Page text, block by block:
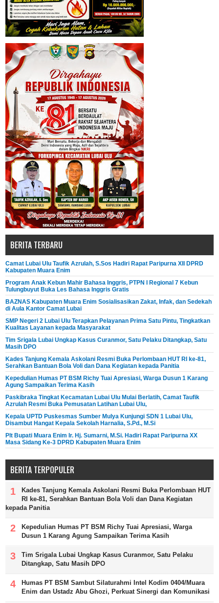
BERITA TERBARU
Camat Lubai Ulu Taufik Azrulah, S.Sos Hadiri Rapat Paripurna XII DPRD
Kabupaten Muara Enim
Program Anak Kebun Mahir Bahasa Inggris, PTPN I Regional 7 Kebun
Tulungbuyut Buka Les Bahasa Inggris Gratis
BAZNAS Kabupaten Muara Enim Sosialisasikan Zakat, Infak, dan Sedekah
di Aula Kantor Camat Lubai
SMP Negeri 2 Lubai Ulu Terapkan Pelayanan Prima Satu Pintu, Tingkatkan
Kualitas Layanan kepada Masyarakat
Tim Srigala Lubai Ungkap Kasus Curanmor, Satu Pelaku Ditangkap, Satu
Masih DPO
Kades Tanjung Kemala Askolani Resmi Buka Perlombaan HUT RI ke-81,
Serahkan Bantuan Bola Voli dan Dana Kegiatan kepada Panitia
Kepedulian Humas PT BSM Richy Tuai Apresiasi, Warga Dusun 1 Karang
Agung Sampaikan Terima Kasih
Paskibraka Tingkat Kecamatan Lubai Ulu Mulai Berlatih, Camat Taufik
Azrulah Resmi Buka Pemusatan Latihan Lubai Ulu,
Kepala UPTD Puskesmas Sumber Mulya Kunjungi SDN 1 Lubai Ulu,
Disambut Hangat Kepala Sekolah Harnalia, S.Pd., M.Si
Plt Bupati Muara Enim Ir. Hj. Sumarni, M.Si. Hadiri Rapat Paripurna XX
Masa Sidang Ke-3 DPRD Kabupaten Muara Enim
BERITA TERPOPULER
Kades Tanjung Kemala Askolani Resmi Buka Perlombaan HUT
RI ke-81, Serahkan Bantuan Bola Voli dan Dana Kegiatan
kepada Panitia
Kepedulian Humas PT BSM Richy Tuai Apresiasi, Warga
Dusun 1 Karang Agung Sampaikan Terima Kasih
Tim Srigala Lubai Ungkap Kasus Curanmor, Satu Pelaku
Ditangkap, Satu Masih DPO
Humas PT BSM Sambut Silaturahmi Intel Kodim 0404/Muara
Enim dan Ustadz Abu Ghozi, Perkuat Sinergi dan Komunikasi